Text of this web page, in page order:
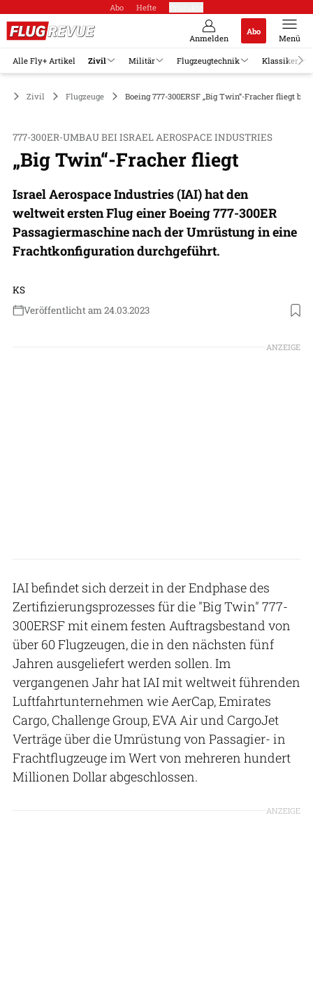
Abo Hefte
Anmelden
Abo
Menü
Alle Fly+ Artikel Zivil Militär Flugzeugtechnik Klassiker
Zivil Flugzeuge Boeing 777-300ERSF „Big Twin“-Fracher fliegt bei
777-300ER-UMBAU BEI ISRAEL AEROSPACE INDUSTRIES
„Big Twin“-Fracher fliegt
Israel Aerospace Industries (IAI) hat den
weltweit ersten Flug einer Boeing 777-300ER
Passagiermaschine nach der Umrüstung in eine
Frachtkonfiguration durchgeführt.
KS
Veröffentlicht am 24.03.2023
Foto: IAI
ANZEIGE
IAI befindet sich derzeit in der Endphase des
Zertifizierungsprozesses für die "Big Twin" 777-
300ERSF mit einem festen Auftragsbestand von
über 60 Flugzeugen, die in den nächsten fünf
Jahren ausgeliefert werden sollen. Im
vergangenen Jahr hat IAI mit weltweit führenden
Luftfahrtunternehmen wie AerCap, Emirates
Cargo, Challenge Group, EVA Air und CargoJet
Verträge über die Umrüstung von Passagier- in
Frachtflugzeuge im Wert von mehreren hundert
Millionen Dollar abgeschlossen.
ANZEIGE